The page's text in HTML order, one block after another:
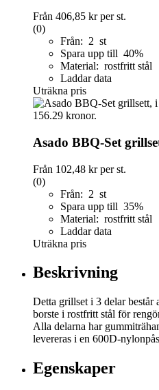
Från 406,85 krper st.
(0)
Från: 2 st
Spara upp till 40%
Material: rostfritt stål
Laddar data
Uträkna pris
Asado BBQ-Set
Från 102,48 krper st.
(0)
Från: 2 st
Spara upp till 35%
Material: rostfritt stål
Laddar data
Uträkna pris
Beskrivning
Detta grillset i 3 delar består
borste i rostfritt stål för
Alla delarna har
levereras i en 600D-
Egenskaper